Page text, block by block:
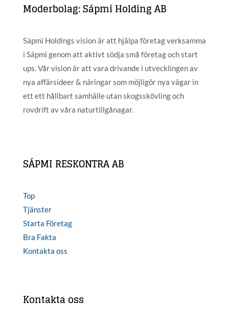
Moderbolag: Sápmi Holding AB
Sápmi Holdings vision är att hjälpa företag verksamma
i Sápmi genom att aktivt södja små företag och start
ups. Vår vision är att vara drivande i utvecklingen av
nya affärsideer & näringar som möjligör nya vägar in
ett ett hållbart samhälle utan skogsskövling och
rovdrift av våra naturtillgånagar.
SÁPMI RESKONTRA AB
Top
Tjänster
Starta Företag
Bra Fakta
Kontakta oss
Kontakta oss